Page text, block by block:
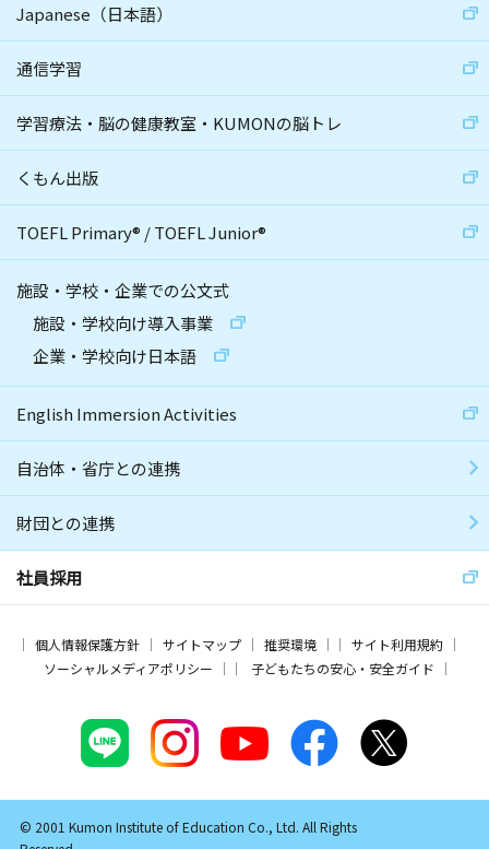
Japanese（日本語）
通信学習
学習療法・脳の健康教室・KUMONの脳トレ
くもん出版
TOEFL Primary® /TOEFL Junior®
施設・学校・企業での公文式
施設・学校向け導入事業
企業・学校向け日本語
English Immersion Activities
自治体・省庁との連携
財団との連携
社員採用
個人情報保護方針 サイトマップ 推奨環境
サイト利用規約
ソーシャルメディアポリシー
子どもたちの安心・安全ガイド
© 2001 Kumon Institute of Education Co., Ltd. All Rights